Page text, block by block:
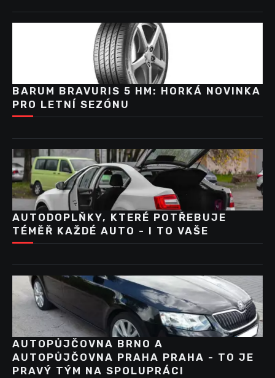
BARUM BRAVURIS 5 HM: HORKÁ NOVINKA
PRO LETNÍ SEZÓNU
AUTODOPLŇKY, KTERÉ POTŘEBUJE
TÉMĚŘ KAŽDÉ AUTO - I TO VAŠE
AUTOPŮJČOVNA BRNO A
AUTOPŮJČOVNA PRAHA PRAHA - TO JE
PRAVÝ TÝM NA SPOLUPRÁCI